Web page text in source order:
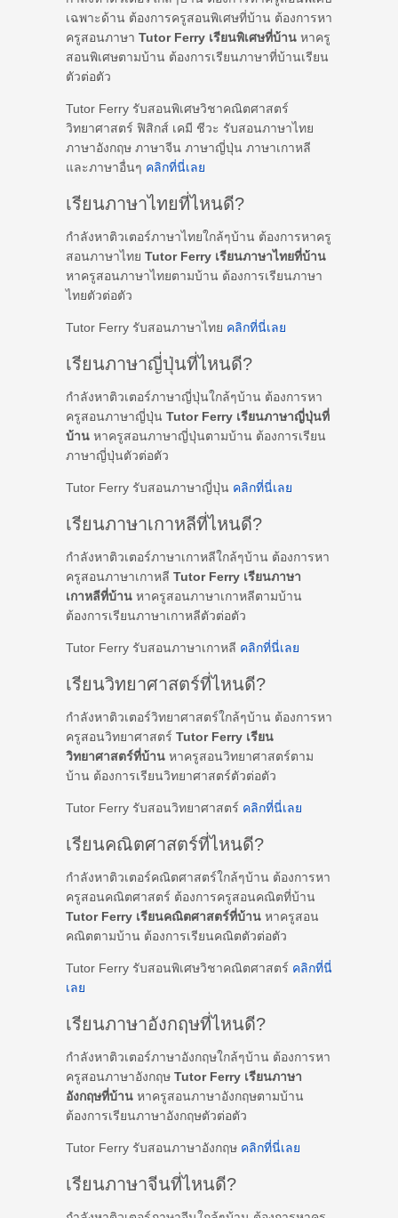
เฉพาะด้าน ต้องการครูสอนพิเศษที่บ้าน ต้องการหา
ครูสอนภาษา Tutor Ferry เรียนพิเศษที่บ้าน หาครู
สอนพิเศษตามบ้าน ต้องการเรียนภาษาที่บ้านเรียน
ตัวต่อตัว
Tutor Ferry รับสอนพิเศษวิชาคณิตศาสตร์
วิทยาศาสตร์ ฟิสิกส์ เคมี ชีวะ รับสอนภาษาไทย
ภาษาอังกฤษ ภาษาจีน ภาษาญี่ปุ่น ภาษาเกาหลี
และภาษาอื่นๆ คลิกที่นี่เลย
เรียนภาษาไทยที่ไหนดี?
กำลังหาติวเตอร์ภาษาไทยใกล้ๆบ้าน ต้องการหาครู
สอนภาษาไทย Tutor Ferry เรียนภาษาไทยที่บ้าน
หาครูสอนภาษาไทยตามบ้าน ต้องการเรียนภาษา
ไทยตัวต่อตัว
Tutor Ferry รับสอนภาษาไทย คลิกที่นี่เลย
เรียนภาษาญี่ปุ่นที่ไหนดี?
กำลังหาติวเตอร์ภาษาญี่ปุ่นใกล้ๆบ้าน ต้องการหา
ครูสอนภาษาญี่ปุ่น Tutor Ferry เรียนภาษาญี่ปุ่นที่
บ้าน หาครูสอนภาษาญี่ปุ่นตามบ้าน ต้องการเรียน
ภาษาญี่ปุ่นตัวต่อตัว
Tutor Ferry รับสอนภาษาญี่ปุ่น คลิกที่นี่เลย
เรียนภาษาเกาหลีที่ไหนดี?
กำลังหาติวเตอร์ภาษาเกาหลีใกล้ๆบ้าน ต้องการหา
ครูสอนภาษาเกาหลี Tutor Ferry เรียนภาษา
เกาหลีที่บ้าน หาครูสอนภาษาเกาหลีตามบ้าน
ต้องการเรียนภาษาเกาหลีตัวต่อตัว
Tutor Ferry รับสอนภาษาเกาหลี คลิกที่นี่เลย
เรียนวิทยาศาสตร์ที่ไหนดี?
กำลังหาติวเตอร์วิทยาศาสตร์ใกล้ๆบ้าน ต้องการหา
ครูสอนวิทยาศาสตร์ Tutor Ferry เรียน
วิทยาศาสตร์ที่บ้าน หาครูสอนวิทยาศาสตร์ตาม
บ้าน ต้องการเรียนวิทยาศาสตร์ตัวต่อตัว
Tutor Ferry รับสอนวิทยาศาสตร์ คลิกที่นี่เลย
เรียนคณิตศาสตร์ที่ไหนดี?
กำลังหาติวเตอร์คณิตศาสตร์ใกล้ๆบ้าน ต้องการหา
ครูสอนคณิตศาสตร์ ต้องการครูสอนคณิตที่บ้าน
Tutor Ferry เรียนคณิตศาสตร์ที่บ้าน หาครูสอน
คณิตตามบ้าน ต้องการเรียนคณิตตัวต่อตัว
Tutor Ferry รับสอนพิเศษวิชาคณิตศาสตร์ คลิกที่นี่
เลย
เรียนภาษาอังกฤษที่ไหนดี?
กำลังหาติวเตอร์ภาษาอังกฤษใกล้ๆบ้าน ต้องการหา
ครูสอนภาษาอังกฤษ Tutor Ferry เรียนภาษา
อังกฤษที่บ้าน หาครูสอนภาษาอังกฤษตามบ้าน
ต้องการเรียนภาษาอังกฤษตัวต่อตัว
Tutor Ferry รับสอนภาษาอังกฤษ คลิกที่นี่เลย
เรียนภาษาจีนที่ไหนดี?